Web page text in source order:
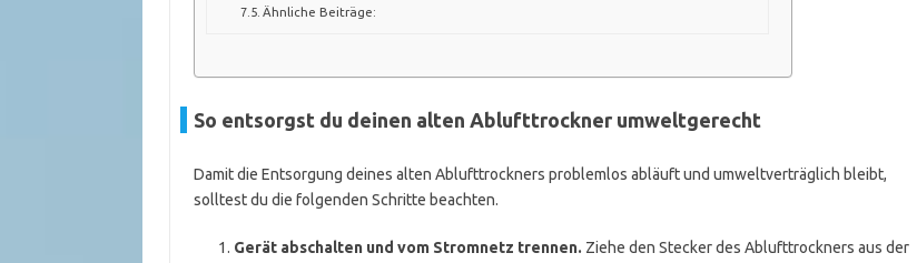
Ähnliche Beiträge:
So entsorgst du deinen alten Ablufttrockner umweltgerecht
Damit die Entsorgung deines alten Ablufttrockners problemlos abläuft und umweltverträglich bleibt,
solltest du die folgenden Schritte beachten.
Gerät abschalten und vom Stromnetz trennen. Ziehe den Stecker des Ablufttrockners aus der